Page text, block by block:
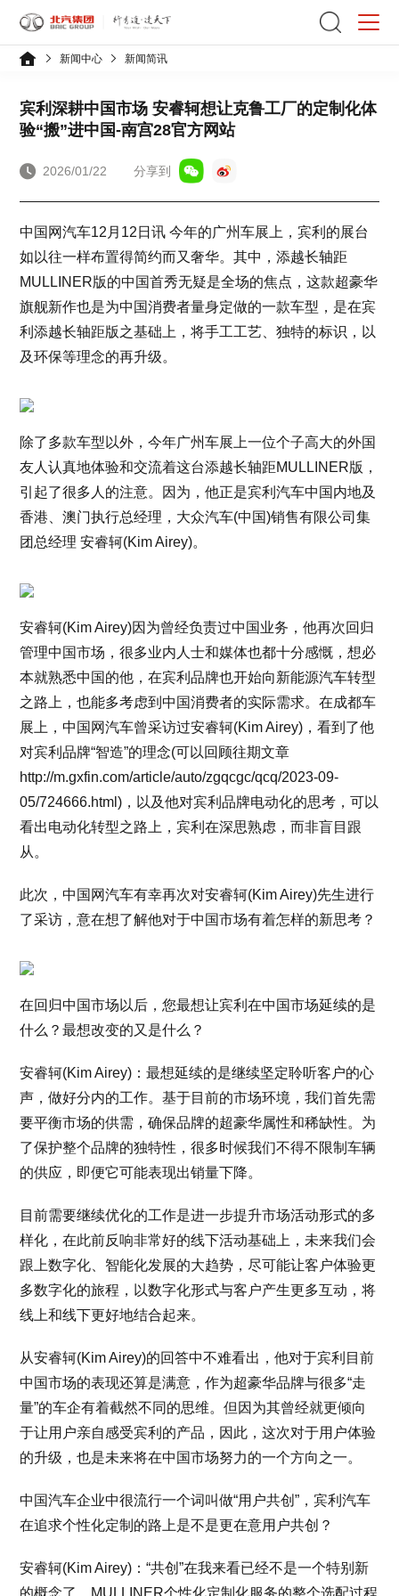
新闻中心 新闻简讯
宾利深耕中国市场 安睿轲想让克鲁工厂的定制化体
验“搬”进中国-南宫28官方网站
2026/01/22 分享到
中国网汽车12月12日讯 今年的广州车展上，宾利的展台
如以往一样布置得简约而又奢华。其中，添越长轴距
MULLINER版的中国首秀无疑是全场的焦点，这款超豪华
旗舰新作也是为中国消费者量身定做的一款车型，是在宾
利添越长轴距版之基础上，将手工工艺、独特的标识，以
及环保等理念的再升级。
除了多款车型以外，今年广州车展上一位个子高大的外国
友人认真地体验和交流着这台添越长轴距MULLINER版，
引起了很多人的注意。因为，他正是宾利汽车中国内地及
香港、澳门执行总经理，大众汽车(中国)销售有限公司集
团总经理 安睿轲(Kim Airey)。
安睿轲(Kim Airey)因为曾经负责过中国业务，他再次回归
管理中国市场，很多业内人士和媒体也都十分感慨，想必
本就熟悉中国的他，在宾利品牌也开始向新能源汽车转型
之路上，也能多考虑到中国消费者的实际需求。在成都车
展上，中国网汽车曾采访过安睿轲(Kim Airey)，看到了他
对宾利品牌“智造”的理念(可以回顾往期文章
http://m.gxfin.com/article/auto/zgqcgc/qcq/2023-09-
05/724666.html)，以及他对宾利品牌电动化的思考，可以
看出电动化转型之路上，宾利在深思熟虑，而非盲目跟
从。
此次，中国网汽车有幸再次对安睿轲(Kim Airey)先生进行
了采访，意在想了解他对于中国市场有着怎样的新思考？
在回归中国市场以后，您最想让宾利在中国市场延续的是
什么？最想改变的又是什么？
安睿轲(Kim Airey)：最想延续的是继续坚定聆听客户的心
声，做好分内的工作。基于目前的市场环境，我们首先需
要平衡市场的供需，确保品牌的超豪华属性和稀缺性。为
了保护整个品牌的独特性，很多时候我们不得不限制车辆
的供应，即便它可能表现出销量下降。
目前需要继续优化的工作是进一步提升市场活动形式的多
样化，在此前反响非常好的线下活动基础上，未来我们会
跟上数字化、智能化发展的大趋势，尽可能让客户体验更
多数字化的旅程，以数字化形式与客户产生更多互动，将
线上和线下更好地结合起来。
从安睿轲(Kim Airey)的回答中不难看出，他对于宾利目前
中国市场的表现还算是满意，作为超豪华品牌与很多“走
量”的车企有着截然不同的思维。但因为其曾经就更倾向
于让用户亲自感受宾利的产品，因此，这次对于用户体验
的升级，也是未来将在中国市场努力的一个方向之一。
中国汽车企业中很流行一个词叫做“用户共创”，宾利汽车
在追求个性化定制的路上是不是更在意用户共创？
安睿轲(Kim Airey)：“共创”在我来看已经不是一个特别新
的概念了，MULLINER个性化定制化服务的整个选配过程